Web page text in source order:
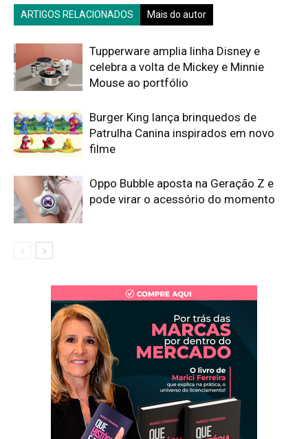
ARTIGOS RELACIONADOS Mais do autor
Tupperware amplia linha Disney e
celebra a volta de Mickey e Minnie
Mouse ao portfólio
Burger King lança brinquedos de
Patrulha Canina inspirados em novo
filme
Oppo Bubble aposta na Geração Z e
pode virar o acessório do momento